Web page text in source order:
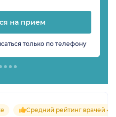
на прием
только по телефону
Средний рейтинг врачей 4.7